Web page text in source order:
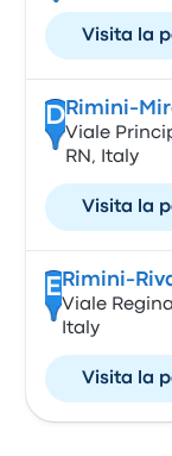
Visita la
DRimini-
Viale
RN, Italy
Visita la
E Rimini-
Viale
Italy
Visita la